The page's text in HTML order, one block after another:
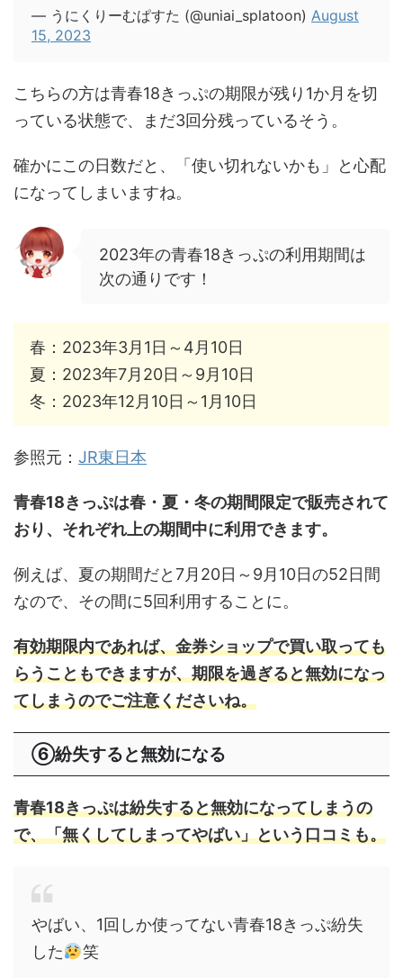
— うにくりーむぱすた (@uniai_splatoon) August
15, 2023
こちらの方は青春18きっぷの期限が残り1か月を切
っている状態で、まだ3回分残っているそう。
確かにこの日数だと、「使い切れないかも」と心配
になってしまいますね。
2023年の青春18きっぷの利用期間は
次の通りです！
春：2023年3月1日～4月10日
夏：2023年7月20日～9月10日
冬：2023年12月10日～1月10日
参照元： JR東日本
青春18きっぷは春・夏・冬の期間限定で販売されて
おり、それぞれ上の期間中に利用できます。
例えば、夏の期間だと7月20日～9月10日の52日間
なので、その間に5回利用することに。
有効期限内であれば、金券ショップで買い取っても
らうこともできますが、期限を過ぎると無効になっ
てしまうのでご注意くださいね。
⑥紛失すると無効になる
青春18きっぷは紛失すると無効になってしまうの
で、「無くしてしまってやばい」という口コミも。
やばい、1回しか使ってない青春18きっぷ紛失
した
笑